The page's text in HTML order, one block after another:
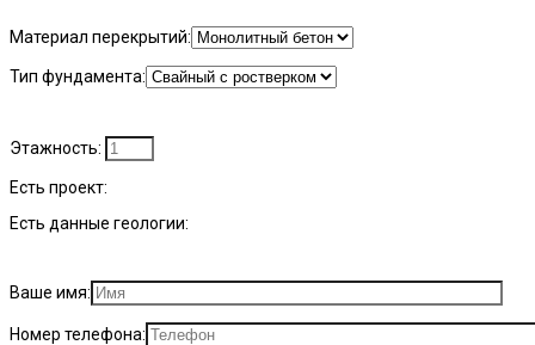
Материал перекрытий:
Тип фундамента:
Этажность:
Есть проект:
Есть данные геологии:
Ваше имя:
Номер телефона: